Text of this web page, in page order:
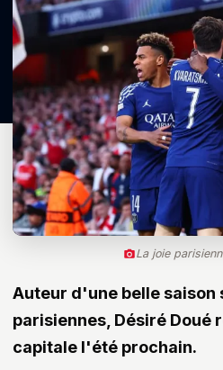
La joie
Auteur d'une belle saison
parisiennes, Désiré Doué
capitale l'été prochain.